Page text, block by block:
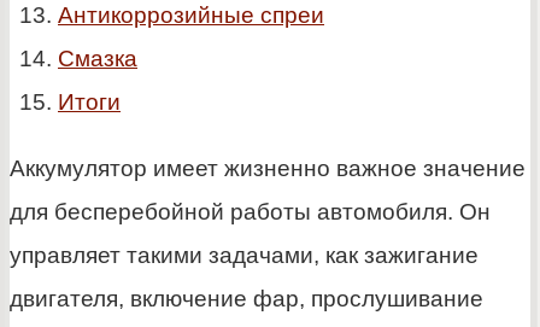
Антикоррозийные спреи
Смазка
Итоги
Аккумулятор имеет жизненно важное значение
для бесперебойной работы автомобиля. Он
управляет такими задачами, как зажигание
двигателя, включение фар, прослушивание